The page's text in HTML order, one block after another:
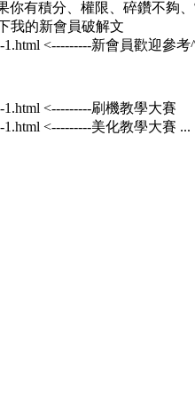
你有積分、權限、碎鑽不夠
我的新會員破解文
1.html <---------新會員歡迎參考
1.html <---------刷機教學大賽
1.html <---------美化教學大賽 ...